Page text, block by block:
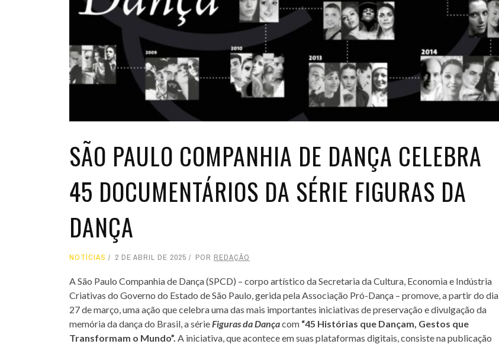
SÃO PAULO COMPANHIA DE DANÇA CELEBRA
45 DOCUMENTÁRIOS DA SÉRIE FIGURAS DA
DANÇA
NOTÍCIAS 2 DE ABRIL DE 2025 POR REDAÇÃO
A São Paulo Companhia de Dança (SPCD) – corpo artístico da Secretaria da Cultura, Economia e Indústria
Criativas do Governo do Estado de São Paulo, gerida pela Associação Pró-Dança – promove, a partir do dia
27 de março, uma ação que celebra uma das mais importantes iniciativas de preservação e divulgação da
memória da dança do Brasil, a série Figuras da Dançacom “45 Histórias que Dançam, Gestos que
Transformam o Mundo”. A iniciativa, que acontece em suas plataformas digitais, consiste na publicação